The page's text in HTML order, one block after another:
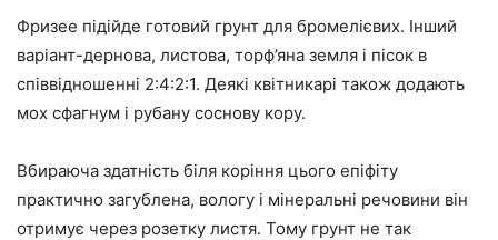
Фризее підійде готовий грунт для бромелієвих. Інший
варіант-дернова, листова, торф’яна земля і пісок в
співвідношенні 2:4:2:1. Деякі квітникарі також додають
мох сфагнум і рубану соснову кору.
Вбираюча здатність біля коріння цього епіфіту
практично загублена, вологу і мінеральні речовини він
отримує через розетку листя. Тому грунт не так